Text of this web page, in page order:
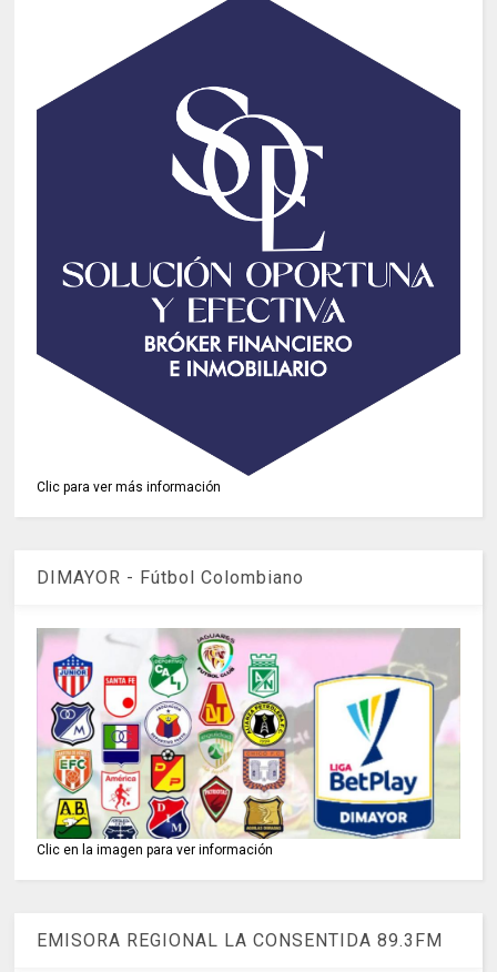
Clic para ver más información
DIMAYOR - Fútbol Colombiano
Clic en la imagen para ver información
EMISORA REGIONAL LA CONSENTIDA 89.3FM